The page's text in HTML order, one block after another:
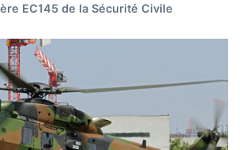
EC145 de la Sécurité Civile